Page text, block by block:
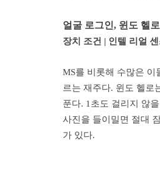
얼굴 로그인, 윈도 헬
장치 조건 | 인텔 리얼
MS를 비롯해 수많은 이
르는 재주다. 윈도 헬로
푼다. 1초도 걸리지 않
사진을 들이밀면 절대
가 있다.